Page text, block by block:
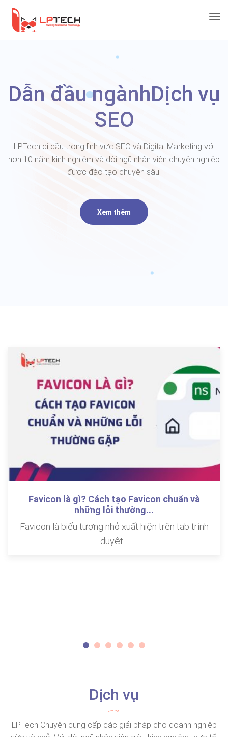
Dẫn đầu ngànhDịch vụ
SEO
LPTech đi đầu trong lĩnh vực SEO và Digital Marketing với
hơn 10 năm kinh nghiệm và đội ngũ nhân viên chuyên nghiệp
được đào tạo chuyên sâu.
Xem thêm
Favicon là gì? Cách tạo Favicon chuẩn và
những lỗi thường...
Favicon là biểu tượng nhỏ xuất hiện trên tab trình
duyệt...
Dịch vụ
LPTech Chuyên cung cấp các giải pháp cho doanh nghiệp